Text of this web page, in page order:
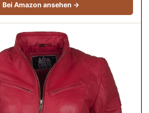
Bei Amazon ansehen →